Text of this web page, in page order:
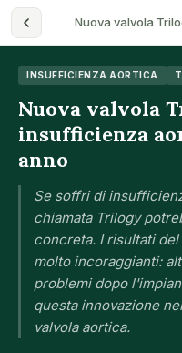
Nuova valvola
INSUFFICIENZA AORTICA
Nuova valvola
insufficienza
anno
Se soffri di
chiamata Trilogy
concreta. I risultati
molto incoraggianti:
problemi dopo
questa innovazione
valvola aortica.